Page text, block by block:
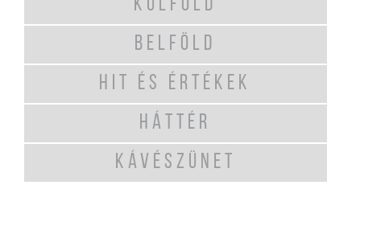
KÜLFÖLD
BELFÖLD
HIT ÉS ÉRTÉKEK
HÁTTÉR
KÁVÉSZÜNET